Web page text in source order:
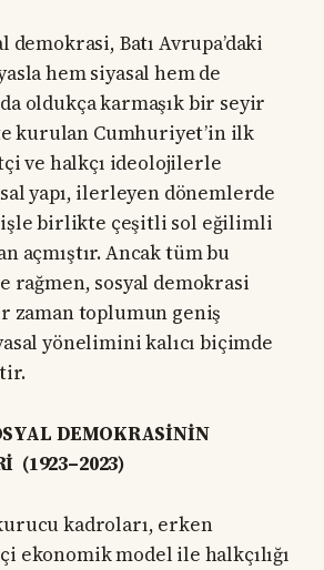
demokrasi, Batı Avrupa’daki
hem siyasal hem de
oldukça karmaşık bir seyir
kurulan Cumhuriyet’in ilk
ve halkçı ideolojilerle
yapı, ilerleyen dönemlerde
birlikte çeşitli sol eğilimli
açmıştır. Ancak tüm bu
sosyal demokrasi
zaman toplumun geniş
yönelimini kalıcı biçimde
DEMOKRASİNİN
(1923–2023)
kadroları, erken
ekonomik model ile halkçılığı